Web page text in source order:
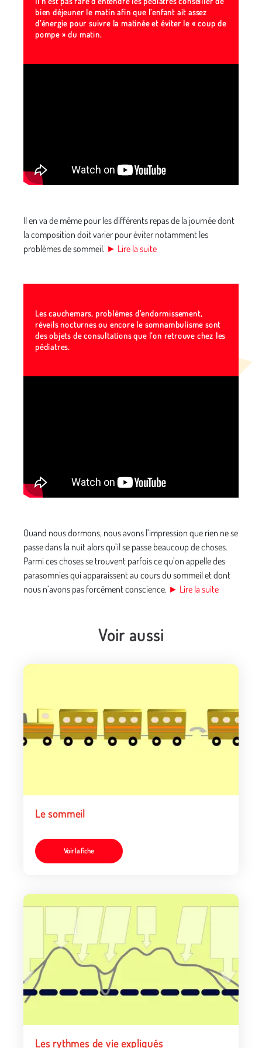
bien déjeuner le matin afin que l’enfant ait assez
d’énergie pour suivre la matinée et éviter le « coup de
pompe » du matin.
Il en va de même pour les différents repas de la journée dont
la composition doit varier pour éviter notamment les
problèmes de sommeil. ► Lire la suite
Les cauchemars, problèmes d’endormissement,
réveils nocturnes ou encore le somnambulisme sont
des objets de consultations que l’on retrouve chez les
pédiatres.
Quand nous dormons, nous avons l’impression que rien ne se
passe dans la nuit alors qu’il se passe beaucoup de choses.
Parmi ces choses se trouvent parfois ce qu’on appelle des
parasomnies qui apparaissent au cours du sommeil et dont
nous n’avons pas forcément conscience. ► Lire la suite
Voir aussi
Le sommeil
Voir la fiche
Les rythmes de vie expliqués